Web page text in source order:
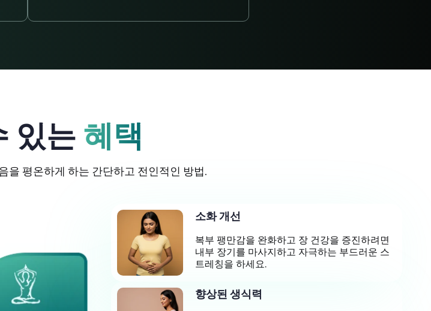
있는 혜택
을 평온하게 하는 간단하고 전인적인 방법.
소화 개선
복부 팽만감을 완화하고 장 건강을 증진하려면
내부 장기를 마사지하고 자극하는 부드러운 스
트레칭을 하세요.
향상된 생식력